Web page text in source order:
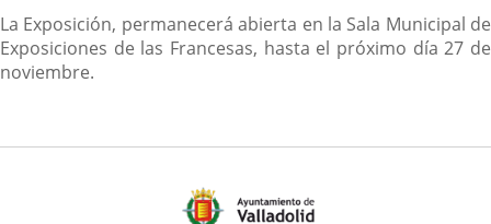
La Exposición, permanecerá abierta en la Sala Municipal de
Exposiciones de las Francesas, hasta el próximo día 27 de
noviembre.